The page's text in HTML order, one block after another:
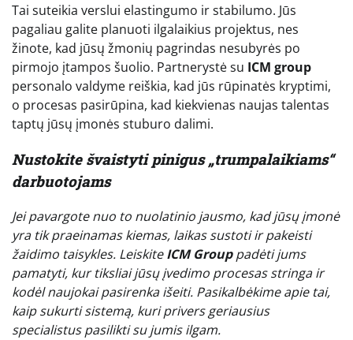
Tai suteikia verslui elastingumo ir stabilumo. Jūs
pagaliau galite planuoti ilgalaikius projektus, nes
žinote, kad jūsų žmonių pagrindas nesubyrės po
pirmojo įtampos šuolio. Partnerystė su ICM group
personalo valdyme reiškia, kad jūs rūpinatės kryptimi,
o procesas pasirūpina, kad kiekvienas naujas talentas
taptų jūsų įmonės stuburo dalimi.
Nustokite švaistyti pinigus „trumpalaikiams“
darbuotojams
Jei pavargote nuo to nuolatinio jausmo, kad jūsų įmonė
yra tik praeinamas kiemas, laikas sustoti ir pakeisti
žaidimo taisykles. LeiskiteICM Grouppadėti jums
pamatyti, kur tiksliai jūsų įvedimo procesas stringa ir
kodėl naujokai pasirenka išeiti. Pasikalbėkime apie tai,
kaip sukurti sistemą, kuri privers geriausius
specialistus pasilikti su jumis ilgam.